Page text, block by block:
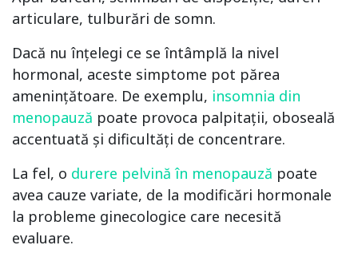
articulare, tulburări de somn.
Dacă nu înțelegi ce se întâmplă la nivel
hormonal, aceste simptome pot părea
amenințătoare. De exemplu, insomnia din
menopauză poate provoca palpitații, oboseală
accentuată și dificultăți de concentrare.
La fel, o durere pelvină în menopauză poate
avea cauze variate, de la modificări hormonale
la probleme ginecologice care necesită
evaluare.